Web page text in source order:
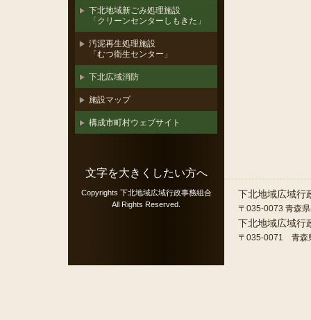
下北地域新ごみ処理施設
「クリーンセンターしもきた」
汚泥再生処理施設
「むつ衛生センター」
下北広域消防
施設マップ
構成市町村ウェブサイト
下北地域広域行
〒035-0073 青森
下北地域広域
〒035-0071 青森
文字を大きくしたい方へ
Copyrights 下北地域広域行政事務組合
All Rights Reserved.